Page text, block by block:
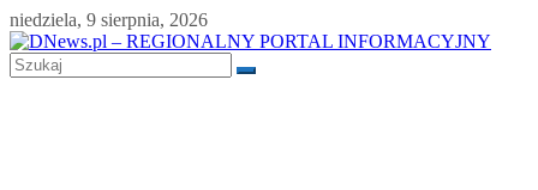
Skip
to
content
niedziela, 9 sierpnia, 2026